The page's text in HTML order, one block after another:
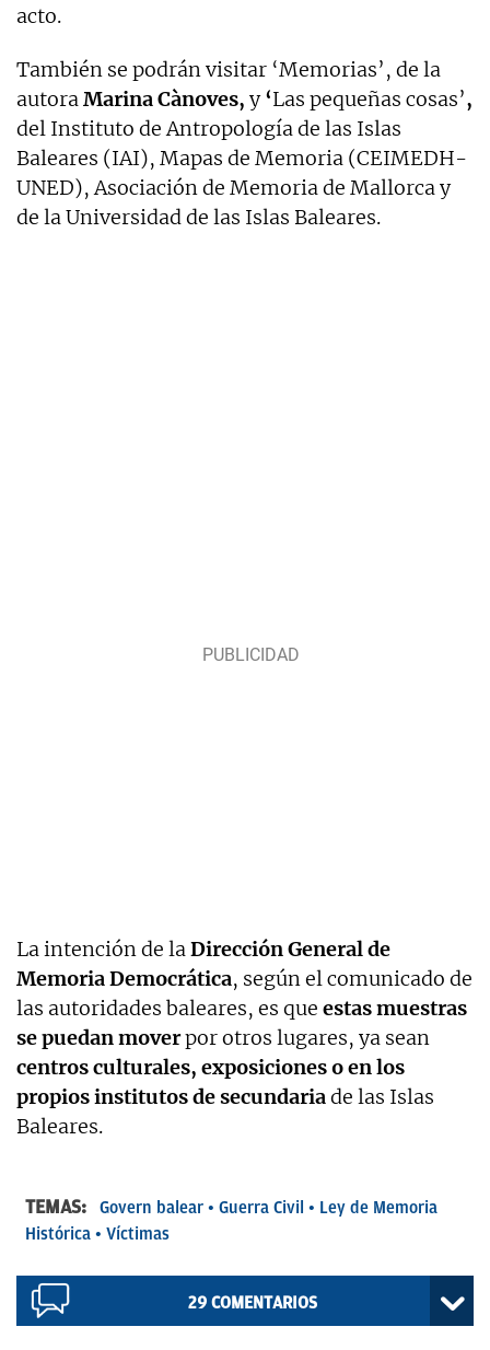
acto.
También se podrán visitar ‘Memorias’, de la
autoraMarina Cànoves, y‘Las pequeñas cosas’,
del Instituto de Antropología de las Islas
Baleares (IAI), Mapas de Memoria (CEIMEDH-
UNED), Asociación de Memoria de Mallorca y
de la Universidad de las Islas Baleares.
La intención de laDirección General de
Memoria Democrática, según el comunicado de
las autoridades baleares, es que estas muestras
se puedan moverpor otros lugares, ya sean
centros culturales, exposiciones o en los
propios institutos de secundariade las Islas
Baleares.
TEMAS: Govern balear Guerra Civil
Ley de Memoria
Histórica
Víctimas
29 COMENTARIOS